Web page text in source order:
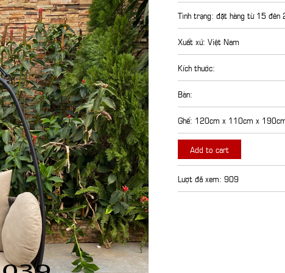
Tình trạng: đặt hàng từ 15 đên
Xuất xứ: Việt Nam
Kích thước:
Bàn:
Ghế: 120cm x 110cm x
Add to cart
Lượt đã xem: 909